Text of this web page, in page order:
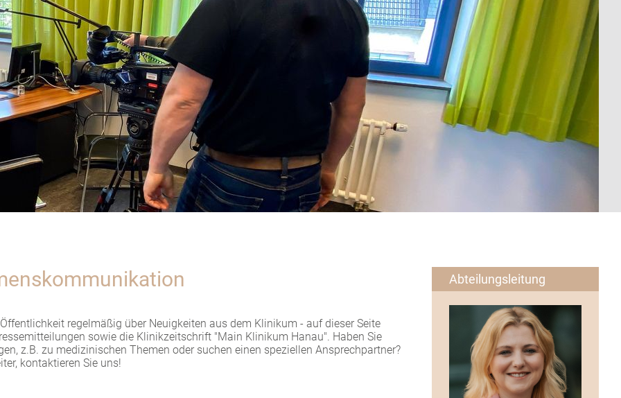
regelmäßig über Neuigkeiten aus dem Klinikum - auf dieser Seite
sowie die Klinikzeitschrift "Main Klinikum Hanau". Haben Sie
z.B. zu medizinischen Themen oder suchen einen speziellen Ansprechpartner?
kontaktieren Sie uns!
Abteilungsleitung